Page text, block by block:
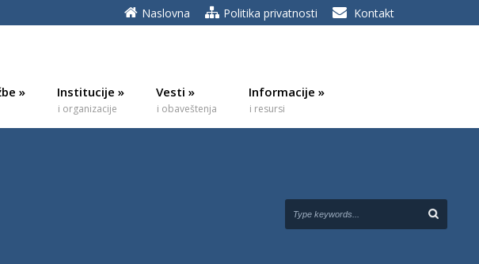
Naslovna Politika privatnosti Kontakt
» Institucije »
i organizacije
Vesti »
i obaveštenja
Informacije »
i resursi